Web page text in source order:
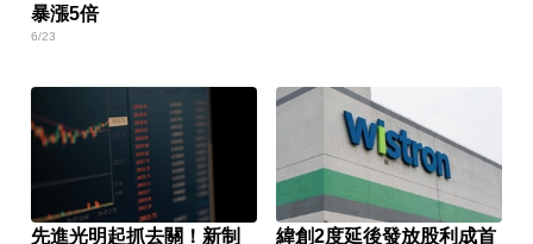
暴漲5倍
6/23
先進光明起抓去關！新制
緯創2度延後發放股利成首